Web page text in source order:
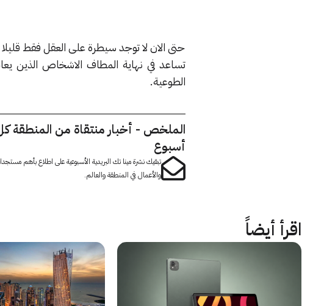
حتى الان لا توجد سيطرة على العقل فقط
تساعد في نهاية المطاف الاشخاص الذين
الطوعية.
الملخص - أخبار منتقاة من المنطقة
أسبوع
تبقيك نشرة مينا تك البريدية الأسبوعية على اطلاع بأهم
والأعمال في المنطقة والعالم.
اقرأ أيضاً